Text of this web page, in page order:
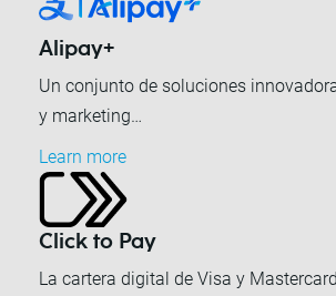
Alipay+
Un conjunto de soluciones
y marketing…
Learn more
Click to Pay
La cartera digital de Visa y